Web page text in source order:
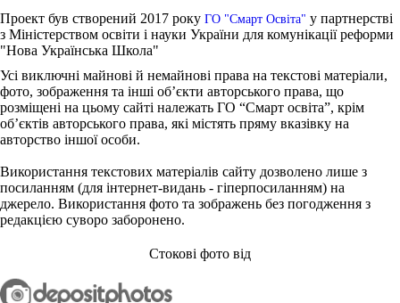
Проект був створений 2017 року ГО "Смарт Освіта" у партнерстві
з Міністерством освіти і науки України для комунікації реформи
"Нова Українська Школа"
Усі виключні майнові й немайнові права на текстові матеріали,
фото, зображення та інші об’єкти авторського права, що
розміщені на цьому сайті належать ГО “Смарт освіта”, крім
об’єктів авторського права, які містять пряму вказівку на
авторство іншої особи.
Використання текстових матеріалів сайту дозволено лише з
посиланням (для інтернет-видань - гіперпосиланням) на
джерело. Використання фото та зображень без погодження з
редакцією суворо заборонено.
Стокові фото від